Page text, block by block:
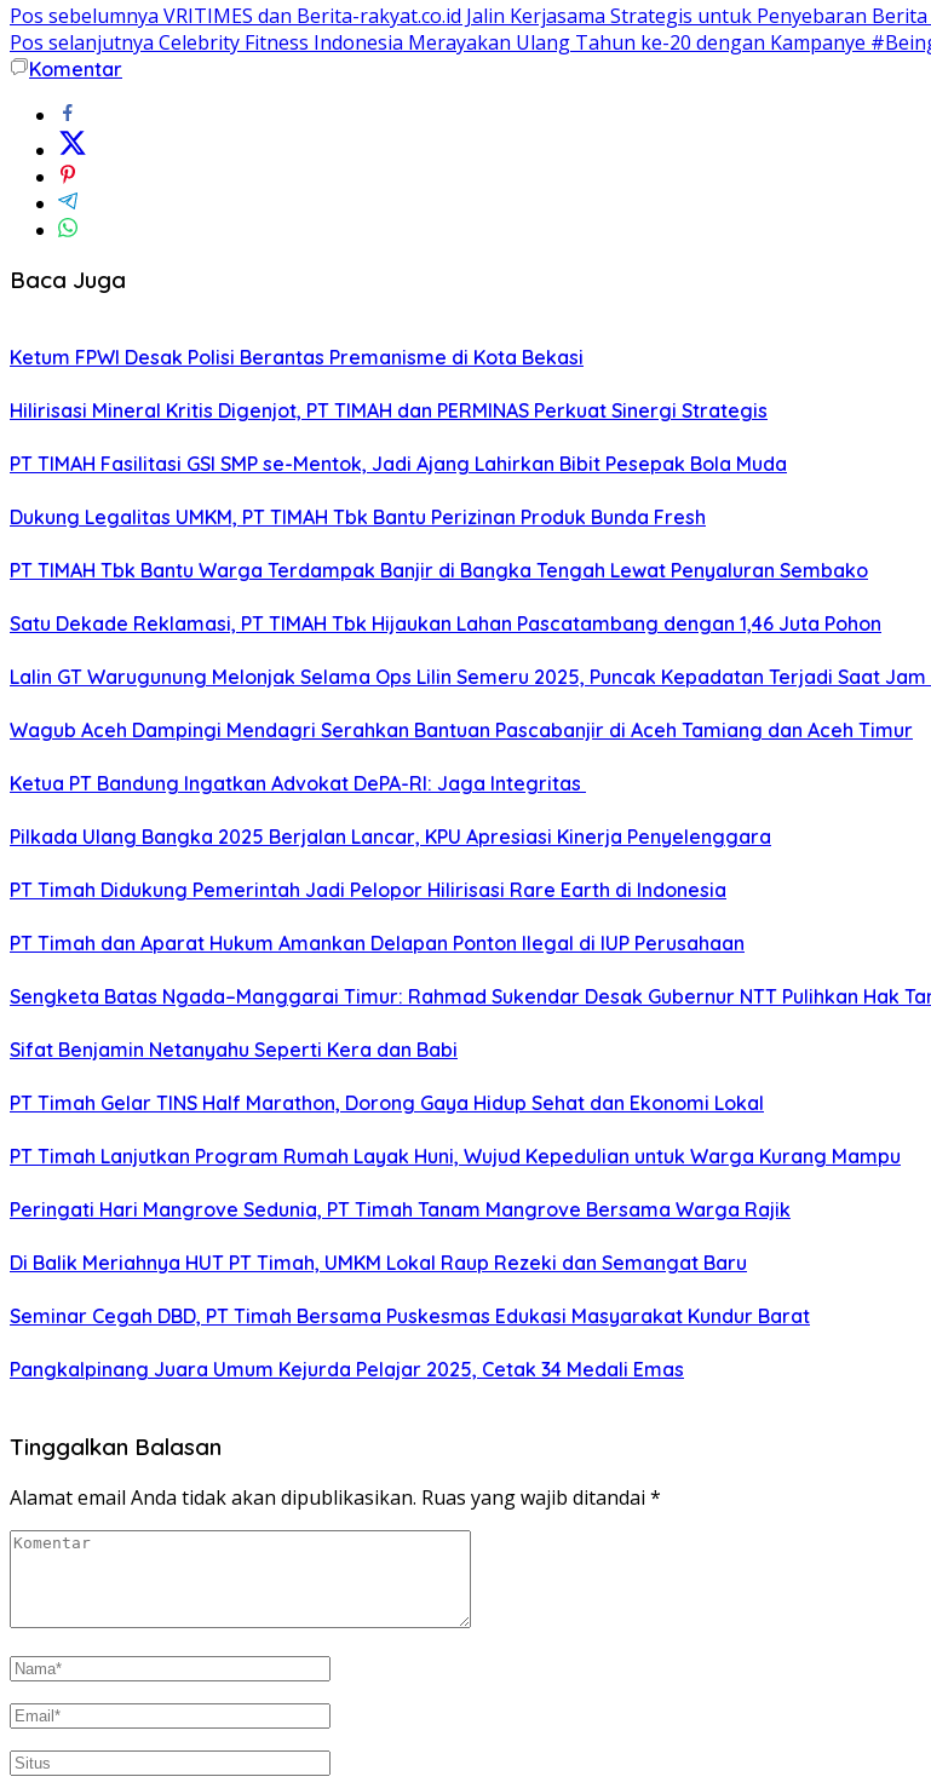
Pos sebelumnya VRITIMES dan Berita-rakyat.co.id Jalin Kerjasama Strategis untuk Penyebaran
Pos selanjutnya Celebrity Fitness Indonesia Merayakan Ulang Tahun ke-20 dengan Kampanye
Komentar
Baca Juga
Ketum FPWI Desak Polisi Berantas Premanisme di Kota Bekasi
Hilirisasi Mineral Kritis Digenjot, PT TIMAH dan PERMINAS Perkuat Sinergi Strategis
PT TIMAH Fasilitasi GSI SMP se-Mentok, Jadi Ajang Lahirkan Bibit Pesepak Bola Muda
Dukung Legalitas UMKM, PT TIMAH Tbk Bantu Perizinan Produk Bunda Fresh
PT TIMAH Tbk Bantu Warga Terdampak Banjir di Bangka Tengah Lewat Penyaluran Sembako
Satu Dekade Reklamasi, PT TIMAH Tbk Hijaukan Lahan Pascatambang dengan 1,46 Juta Pohon
Lalin GT Warugunung Melonjak Selama Ops Lilin Semeru 2025, Puncak Kepadatan Terjadi Saat
Wagub Aceh Dampingi Mendagri Serahkan Bantuan Pascabanjir di Aceh Tamiang dan Aceh Timur
Ketua PT Bandung Ingatkan Advokat DePA-RI: Jaga Integritas
Pilkada Ulang Bangka 2025 Berjalan Lancar, KPU Apresiasi Kinerja Penyelenggara
PT Timah Didukung Pemerintah Jadi Pelopor Hilirisasi Rare Earth di Indonesia
PT Timah dan Aparat Hukum Amankan Delapan Ponton Ilegal di IUP Perusahaan
Sengketa Batas Ngada–Manggarai Timur: Rahmad Sukendar Desak Gubernur NTT Pulihkan Hak
Sifat Benjamin Netanyahu Seperti Kera dan Babi
PT Timah Gelar TINS Half Marathon, Dorong Gaya Hidup Sehat dan Ekonomi Lokal
PT Timah Lanjutkan Program Rumah Layak Huni, Wujud Kepedulian untuk Warga Kurang Mampu
Peringati Hari Mangrove Sedunia, PT Timah Tanam Mangrove Bersama Warga Rajik
Di Balik Meriahnya HUT PT Timah, UMKM Lokal Raup Rezeki dan Semangat Baru
Seminar Cegah DBD, PT Timah Bersama Puskesmas Edukasi Masyarakat Kundur Barat
Pangkalpinang Juara Umum Kejurda Pelajar 2025, Cetak 34 Medali Emas
Tinggalkan Balasan
Alamat email Anda tidak akan dipublikasikan. Ruas yang wajib ditandai *